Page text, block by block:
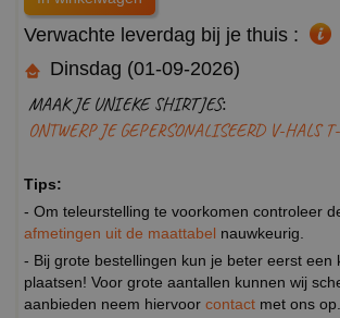
Verwachte leverdag bij je thuis :
Dinsdag (01-09-2026)
MAAK JE UNIEKE SHIRTJES:
ONTWERP JE GEPERSONALISEERD V-HALS
Tips:
- Om teleurstelling te voorkomen controleer
afmetingen uit de maattabel nauwkeurig.
- Bij grote bestellingen kun je beter eerst een
plaatsen! Voor grote aantallen kunnen wij
aanbieden neem hiervoor contact met ons op.